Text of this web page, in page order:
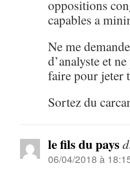
oppositions
capables a
Ne me
d’analyste et
faire pour jeter
Sortez du
le fils du pays
06/04/2018 à